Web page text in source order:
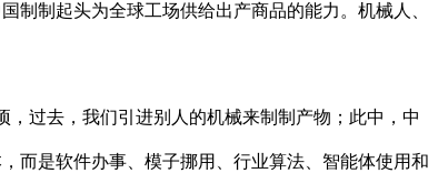
制制起头为全球工场供给出产商品的能力。机械人、
过去，我们引进别人的机械来制制产物；此中，中
而是软件办事、模子挪用、行业算法、智能体使用和